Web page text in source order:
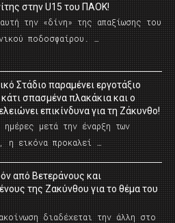
στην U15 του ΠΑΟΚ!
την «δίνη» της απαξίωσης του
ποδοσφαίρου. …
Στάδιο παραμένει εργοτάξιο
σπασμένα πλακάκια και ο
επικίνδυνα για τη Ζάκυνθο!
ημέρες μετά την έναρξη των
η εικόνα προκαλεί …
από Βετεράνους και
της Ζακύνθου για το θέμα του
διαδέχεται την άλλη στο